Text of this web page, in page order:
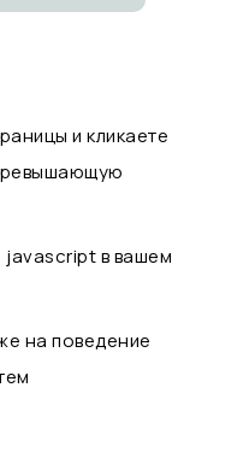
и кликаете
в вашем
на поведение